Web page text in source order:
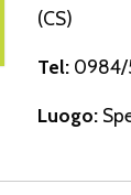
(CS)
Tel: 0984/
Luogo: